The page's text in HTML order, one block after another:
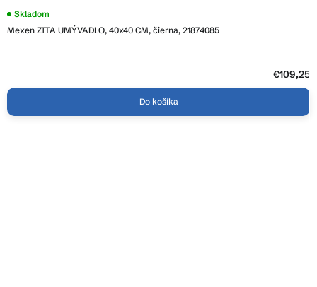
Mexen ZITA UMÝVADLO, 40x40 CM, čierna, 21874085
Skladom
€109,25
Do košíka